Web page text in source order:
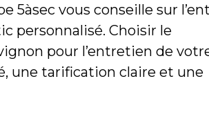
5àsec vous conseille sur
personnalisé. Choisir le
pour l’entretien de
une tarification claire et une